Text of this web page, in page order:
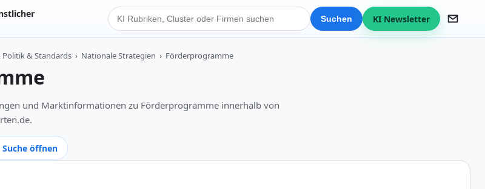
KI Suche Suchen KI Newsletter
Politik & Standards › Nationale Strategien › Förderprogramme
und Marktinformationen zu Förderprogramme innerhalb von
öffnen